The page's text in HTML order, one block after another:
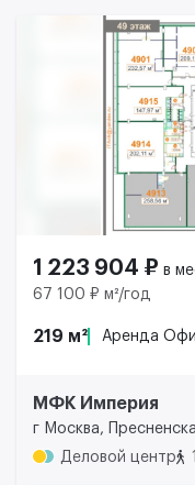
1 223 904 ₽ в
67 100 ₽ м²/год
219 м² Аренда
МФК Империя
г Москва,
Деловой центр